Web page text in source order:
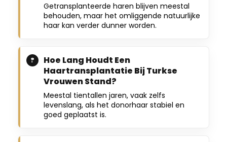
Getransplanteerde haren blijven meestal
behouden, maar het omliggende natuurlijke
haar kan verder dunner worden.
Hoe Lang Houdt Een
Haartransplantatie Bij Turkse
Vrouwen Stand?
Meestal tientallen jaren, vaak zelfs
levenslang, als het donorhaar stabiel en
goed geplaatst is.